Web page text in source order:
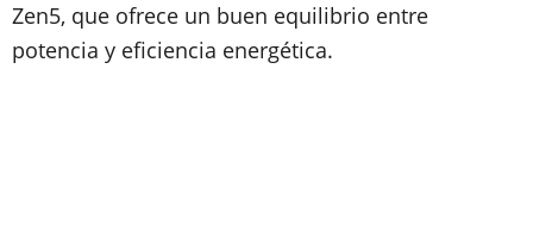
Zen5, que ofrece un buen equilibrio entre
potencia y eficiencia energética.